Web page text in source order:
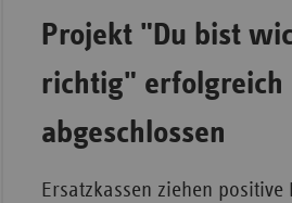
Projekt "Du bist
richtig" erfolgreich
abgeschlossen
Ersatzkassen ziehen positive